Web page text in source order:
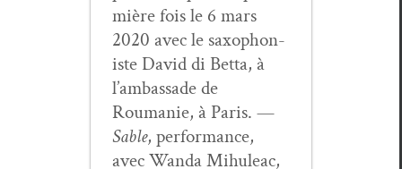
mière fois le 6 mars
2020 avec le sax­o­phon­
iste David di Bet­ta, à
l’am­bas­sade de
Roumanie, à Paris. —
Sable, per­for­mance,
avec Wan­da Mihuleac,